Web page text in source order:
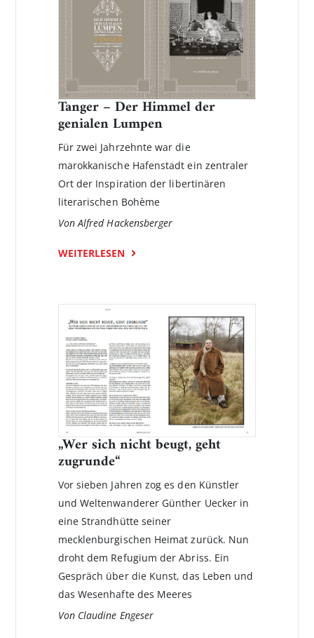
Tanger – Der Himmel der
genialen Lumpen
Für zwei Jahrzehnte war die
marokkanische Hafenstadt ein zentraler
Ort der Inspiration der libertinären
literarischen Bohème
Von Alfred Hackensberger
WEITERLESEN
„Wer sich nicht beugt, geht
zugrunde“
Vor sieben Jahren zog es den Künstler
und Weltenwanderer Günther Uecker in
eine Strandhütte seiner
mecklenburgischen Heimat zurück. Nun
droht dem Refugium der Abriss. Ein
Gespräch über die Kunst, das Leben und
das Wesenhafte des Meeres
Von Claudine Engeser